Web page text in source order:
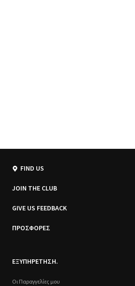
FIND US
JOIN THE CLUB
GIVE US FEEDBACK
ΠΡΟΣΦΟΡΕΣ
ΕΞΥΠΗΡΕΤΗΣΗ.
Οι Παραγγελίες μου